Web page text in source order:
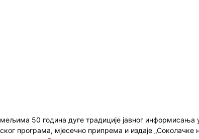
50 година дуге традиције јавног информисања
програма, мјесечно припрема и издаје